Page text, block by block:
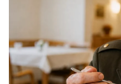
പരാമർശം. ഈ
മോസ്‌കോയിൽ
ഉണ്ടായത് .
വ്‌ളാഡിമിർ പുടിൻ
വാഹനങ്ങളാണ് കൂടുതൽ